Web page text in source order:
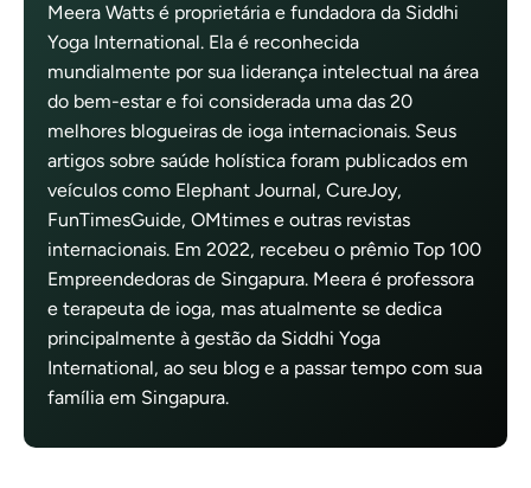
Meera Watts é proprietária e fundadora da Siddhi
Yoga International. Ela é reconhecida
mundialmente por sua liderança intelectual na área
do bem-estar e foi considerada uma das 20
melhores blogueiras de ioga internacionais. Seus
artigos sobre saúde holística foram publicados em
veículos como Elephant Journal, CureJoy,
FunTimesGuide, OMtimes e outras revistas
internacionais. Em 2022, recebeu o prêmio Top 100
Empreendedoras de Singapura. Meera é professora
e terapeuta de ioga, mas atualmente se dedica
principalmente à gestão da Siddhi Yoga
International, ao seu blog e a passar tempo com sua
família em Singapura.